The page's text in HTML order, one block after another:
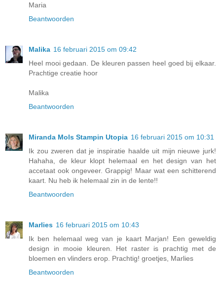
Maria
Beantwoorden
Malika 16 februari 2015 om 09:42
Heel mooi gedaan. De kleuren passen heel goed bij elkaar.
Prachtige creatie hoor
Malika
Beantwoorden
Miranda Mols Stampin Utopia 16 februari 2015 om 10:31
Ik zou zweren dat je inspiratie haalde uit mijn nieuwe jurk!
Hahaha, de kleur klopt helemaal en het design van het
accetaat ook ongeveer. Grappig! Maar wat een schitterend
kaart. Nu heb ik helemaal zin in de lente!!
Beantwoorden
Marlies 16 februari 2015 om 10:43
Ik ben helemaal weg van je kaart Marjan! Een geweldig
design in mooie kleuren. Het raster is prachtig met de
bloemen en vlinders erop. Prachtig! groetjes, Marlies
Beantwoorden